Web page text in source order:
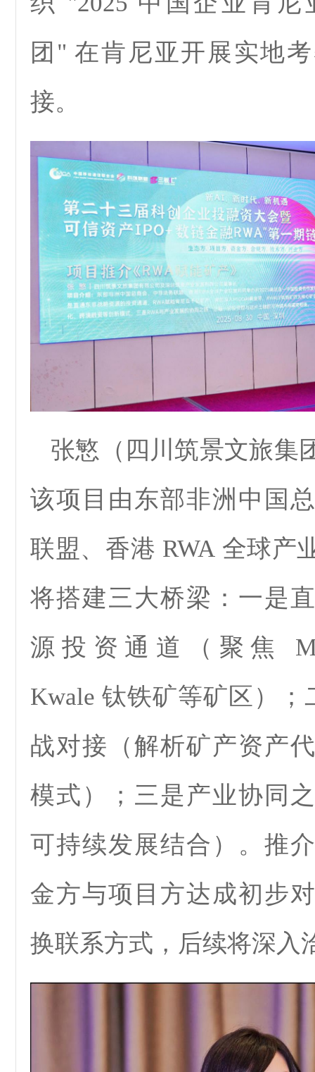
团" 在肯尼亚开展实地
接。
张慜（四川筑景文旅集
该项目由东部非洲中国
联盟、香港 RWA 全球产
将搭建三大桥梁：一是
源投资通道（聚焦
Kwale 钛铁矿等矿区）；
战对接（解析矿产资产
模式）；三是产业协同
可持续发展结合）。推
金方与项目方达成初步
换联系方式，后续将深入